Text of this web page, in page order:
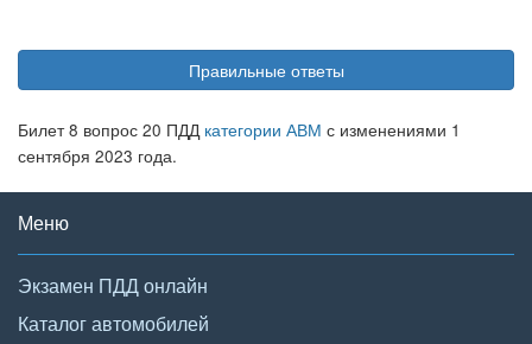
Правильные ответы
Билет 8 вопрос 20 ПДД категории АВМ с изменениями 1
сентября 2023 года.
Меню
Экзамен ПДД онлайн
Каталог автомобилей